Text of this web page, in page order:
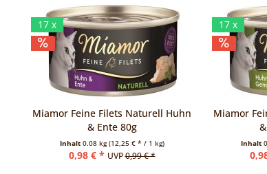
17 x
Miamor Feine Filets Naturell Huhn
& Ente 80g
Inhalt 0.08 kg(12,25 € * / 1 kg)
0,98 € * UVP0,99 € *
17 x
Miamor
Inhalt